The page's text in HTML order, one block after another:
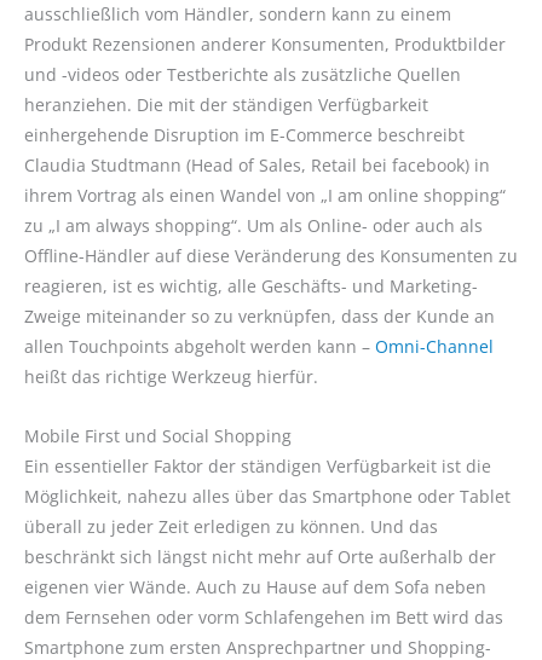
ausschließlich vom Händler, sondern kann zu einem
Produkt Rezensionen anderer Konsumenten, Produktbilder
und -videos oder Testberichte als zusätzliche Quellen
heranziehen. Die mit der ständigen Verfügbarkeit
einhergehende Disruption im E-Commerce beschreibt
Claudia Studtmann (Head of Sales, Retail bei facebook) in
ihrem Vortrag als einen Wandel von „I am online shopping“
zu „I am always shopping“. Um als Online- oder auch als
Offline-Händler auf diese Veränderung des Konsumenten zu
reagieren, ist es wichtig, alle Geschäfts- und Marketing-
Zweige miteinander so zu verknüpfen, dass der Kunde an
allen Touchpoints abgeholt werden kann – Omni-Channel
heißt das richtige Werkzeug hierfür.
Mobile First und Social Shopping
Ein essentieller Faktor der ständigen Verfügbarkeit ist die
Möglichkeit, nahezu alles über das Smartphone oder Tablet
überall zu jeder Zeit erledigen zu können. Und das
beschränkt sich längst nicht mehr auf Orte außerhalb der
eigenen vier Wände. Auch zu Hause auf dem Sofa neben
dem Fernsehen oder vorm Schlafengehen im Bett wird das
Smartphone zum ersten Ansprechpartner und Shopping-